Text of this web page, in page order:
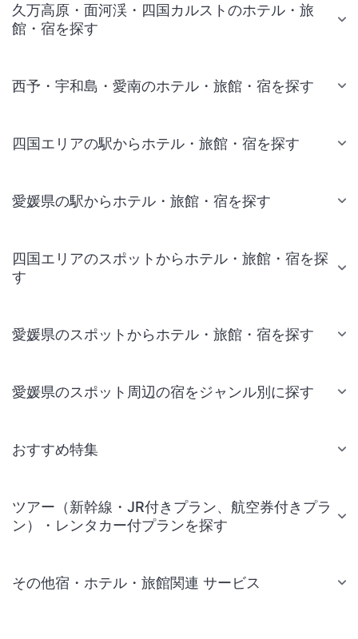
久万高原・面河渓・四国カルストのホテル・旅
館・宿を探す
西予・宇和島・愛南のホテル・旅館・宿を探す
四国エリアの駅からホテル・旅館・宿を探す
愛媛県の駅からホテル・旅館・宿を探す
四国エリアのスポットからホテル・旅館・宿を探
す
愛媛県のスポットからホテル・旅館・宿を探す
愛媛県のスポット周辺の宿をジャンル別に探す
おすすめ特集
ツアー（新幹線・JR付きプラン、航空券付きプラ
ン）・レンタカー付プランを探す
その他宿・ホテル・旅館関連 サービス